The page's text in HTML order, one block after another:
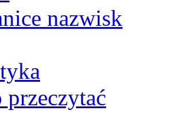
nazwisk
przeczytać